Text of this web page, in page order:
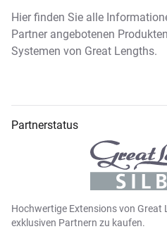
Hier finden Sie alle
Partner angebotenen
Systemen von Great Lengths.
Partnerstatus
Hochwertige Extensions von Great
exklusiven Partnern zu kaufen.